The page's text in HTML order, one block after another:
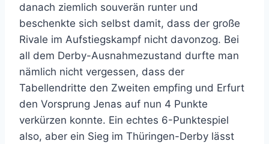
danach ziemlich souverän runter und
beschenkte sich selbst damit, dass der große
Rivale im Aufstiegskampf nicht davonzog. Bei
all dem Derby-Ausnahmezustand durfte man
nämlich nicht vergessen, dass der
Tabellendritte den Zweiten empfing und Erfurt
den Vorsprung Jenas auf nun 4 Punkte
verkürzen konnte. Ein echtes 6-Punktespiel
also, aber ein Sieg im Thüringen-Derby lässt